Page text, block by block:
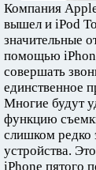
Компания
вышел и iPod
значительные
помощью
совершать
единственное
Многие будут
функцию
слишком редко
устройства.
iPhone пятого